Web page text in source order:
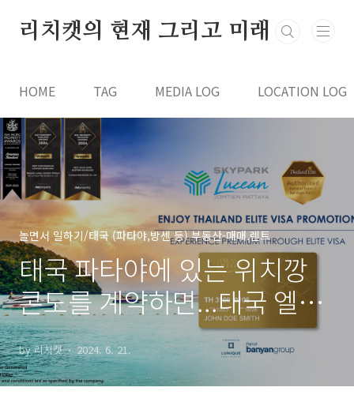
리치캣의 현재 그리고 미래
HOME TAG MEDIA LOG LOCATION LOG
놀면서 일하기/태국 (파타야,방센 등) 부동산-매매.렌트
태국 파타야에 있는 위치깡
콘도를 계약하면...태국 엘리
트 비자를...
by 리치캣 2024. 6. 21.